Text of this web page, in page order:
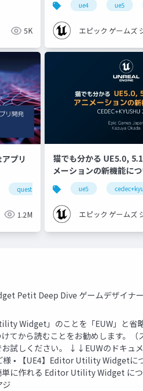
5K
ue4 ue5
エピック ゲームズ
プリ
quest pro
1.2M
猫でも分かる UE5.0,
メーションの新機能に
【CEDEC+KYUSHU
ue5
エピック ゲームズ
Petit Deep Dive ゲームデザイナ
Widget」のことを「EUW」と省
てから読むことをお勧めします。
お試しください。 ↓↓EUWのドキ
• 【UE4】Editor Utility Widgetに
単に作れる Editor Utility Widget に